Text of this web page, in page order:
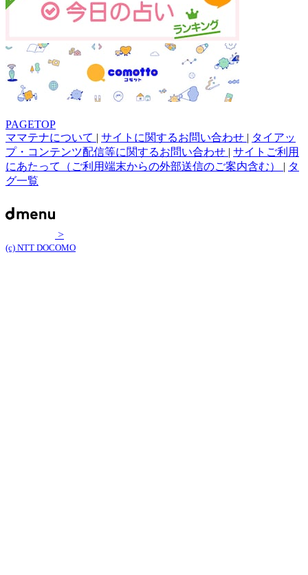
PAGETOP
ママテナについて | サイトに関するお問い合わせ | タイアッ
プ・コンテンツ配信等に関するお問い合わせ | サイトご利用
にあたって（ご利用端末からの外部送信のご案内含む） | タ
グ一覧
>
(c) NTT DOCOMO